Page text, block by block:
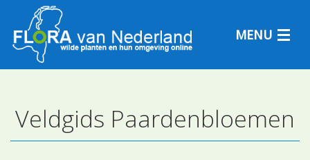
MENU
Plantensoorten
Veldgids Paardenbloemen